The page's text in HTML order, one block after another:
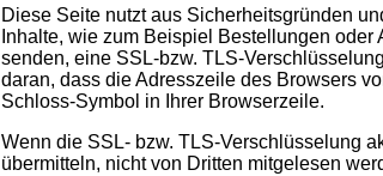
Diese Seite nutzt aus Sicherheitsgründen
Inhalte, wie zum Beispiel Bestellungen
senden, eine SSL-bzw. TLS-
daran, dass die Adresszeile des Browsers
Schloss-Symbol in Ihrer Browserzeile.
Wenn die SSL- bzw. TLS-Verschlüsselung
übermitteln, nicht von Dritten mitgelesen